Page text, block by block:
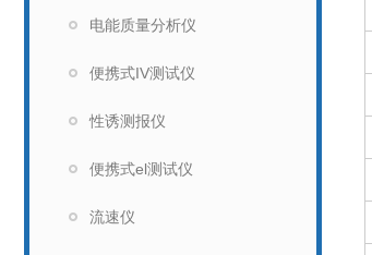
电能质量分析仪
便携式IV测试仪
性诱测报仪
便携式el测试仪
流速仪